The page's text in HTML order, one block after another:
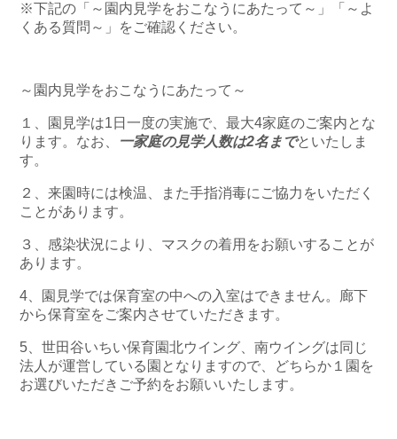
※下記の「～園内見学をおこなうにあたって～」「～よ
くある質問～」をご確認ください。
～園内見学をおこなうにあたって～
１、園見学は1日一度の実施で、最大4家庭のご案内とな
ります。なお、 一家庭の見学人数は2名までといたしま
す。
２、来園時には検温、また手指消毒にご協力をいただく
ことがあります。
３、感染状況により、マスクの着用をお願いすることが
あります。
4、園見学では保育室の中への入室はできません。廊下
から保育室をご案内させていただきます。
5、世田谷いちい保育園北ウイング、南ウイングは同じ
法人が運営している園となりますので、どちらか１園を
お選びいただきご予約をお願いいたします。